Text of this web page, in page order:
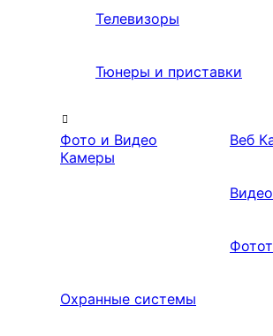
Телевизоры
Тюнеры и приставки
Фото и Видео
Камеры
Веб
Охранные системы